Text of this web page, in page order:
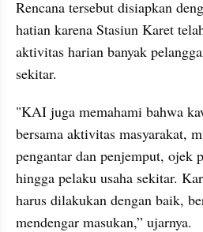
Rencana tersebut disiapkan
hatian karena Stasiun Karet
aktivitas harian banyak
sekitar.
"KAI juga memahami bahwa
bersama aktivitas masyarakat,
pengantar dan penjemput, ojek
hingga pelaku usaha sekitar.
harus dilakukan dengan baik,
mendengar masukan,” ujarnya.